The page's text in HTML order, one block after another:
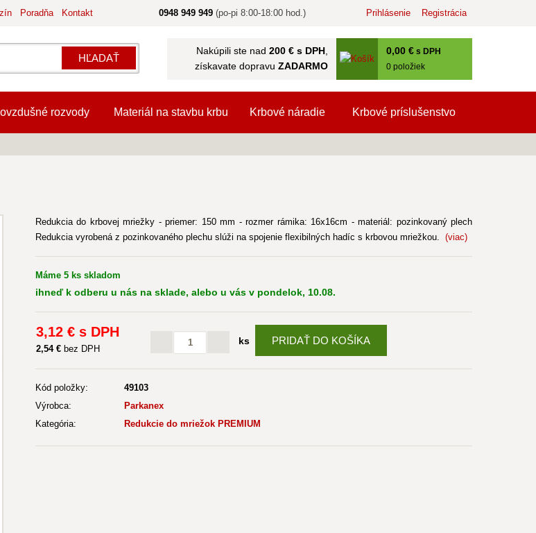
HĽADAŤ
Nakúpili ste nad 200 € s DPH ,
získavate dopravu ZADARMO
0,00 € s DPH
0 položiek
Prihlásenie Registrácia
0948 949 949 (po-pi 8:00-18:00 hod.)
Poradňa Kontakt
rozvody Materiál na stavbu krbu Krbové náradie Krbové príslušenstvo
Redukcia do krbovej mriežky - priemer: 150 mm - rozmer rámika: 16x16cm - materiál: pozinkovaný plech
Redukcia vyrobená z pozinkovaného plechu slúži na spojenie flexibilných hadíc s krbovou mriežkou. (viac)
Máme 5 ks skladom
ihneď k odberu u nás na sklade, alebo u vás v pondelok, 10.08.
3,12 € s DPH
2,54 € bez DPH
ks PRIDAŤ DO KOŠÍKA
Kód položky:
49103
Výrobca:
Parkanex
Kategória:
Redukcie do mriežok PREMIUM